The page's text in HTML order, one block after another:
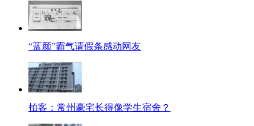
“蓝颜”霸气请假条感动网友
拍客：常州豪宅长得像学生宿舍？